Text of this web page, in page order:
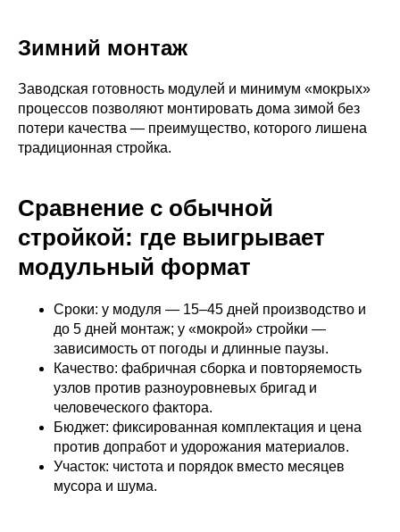
Зимний монтаж
Заводская готовность модулей и минимум «мокрых»
процессов позволяют монтировать дома зимой без
потери качества — преимущество, которого лишена
традиционная стройка.
Сравнение с обычной
стройкой: где выигрывает
модульный формат
Сроки: у модуля — 15–45 дней производство и
до 5 дней монтаж; у «мокрой» стройки —
зависимость от погоды и длинные паузы.
Качество: фабричная сборка и повторяемость
узлов против разноуровневых бригад и
человеческого фактора.
Бюджет: фиксированная комплектация и цена
против допработ и удорожания материалов.
Участок: чистота и порядок вместо месяцев
мусора и шума.